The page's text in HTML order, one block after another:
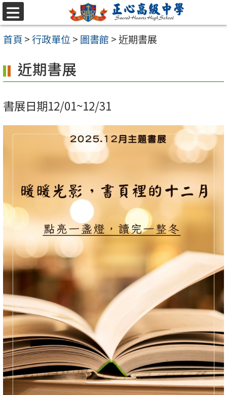
跳至主要內容區
選
單
首頁 >行政單位 > 圖書館 >近期書展
近期書展
書展日期12/01~12/31